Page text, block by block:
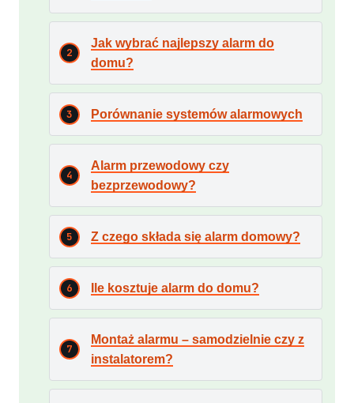
Jak wybrać najlepszy alarm do
domu?
Porównanie systemów alarmowych
Alarm przewodowy czy
bezprzewodowy?
Z czego składa się alarm domowy?
Ile kosztuje alarm do domu?
Montaż alarmu – samodzielnie czy z
instalatorem?